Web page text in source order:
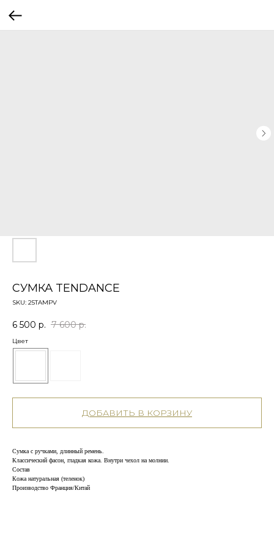
СУМКА TENDANCE
SKU: 25TAMPV
6 500 р. 7 600 р.
Цвет
ДОБАВИТЬ В КОРЗИНУ
Сумка с ручками, длинный ремень.
Классический фасон, гладкая кожа. Внутри чехол на молнии.
Состав
Кожа натуральная (теленок)
Производство Франция/Китай